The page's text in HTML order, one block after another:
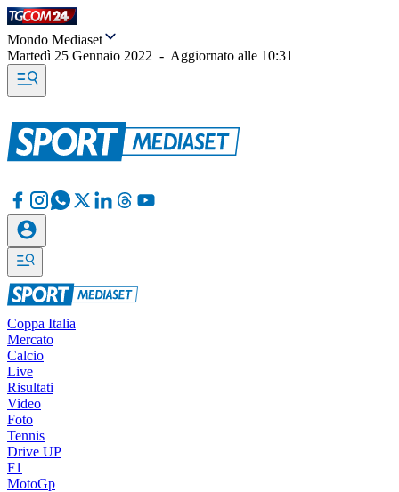
Mondo Mediaset
Martedì 25 Gennaio 2022 - Aggiornato alle 10:31
Coppa Italia
Mercato
Calcio
Live
Risultati
Video
Foto
Tennis
Drive UP
F1
MotoGp